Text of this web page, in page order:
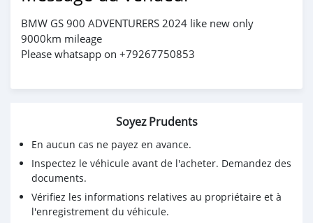
BMW GS 900 ADVENTURERS 2024 like new only
9000km mileage
Please whatsapp on +79267750853
Soyez Prudents
En aucun cas ne payez en avance.
Inspectez le véhicule avant de l'acheter. Demandez des
documents.
Vérifiez les informations relatives au propriétaire et à
l'enregistrement du véhicule.